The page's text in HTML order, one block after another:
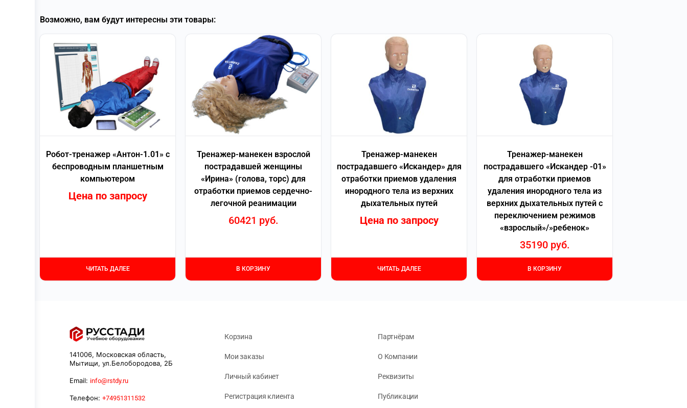
Возможно, вам будут интересны эти товары:
Робот-тренажер «Антон-1.01» с
беспроводным планшетным
компьютером
Цена по запросу
ЧИТАТЬ ДАЛЕЕ
Тренажер-манекен взрослой
пострадавшей женщины
«Ирина» (голова, торс) для
отработки приемов сердечно-
легочной реанимации
60421 руб.
В КОРЗИНУ
Тренажер-манекен
пострадавшего «Искандер» для
отработки приемов удаления
инородного тела из верхних
дыхательных путей
Цена по запросу
ЧИТАТЬ ДАЛЕЕ
Тренажер-манекен
пострадавшего «Искандер -01»
для отработки приемов
удаления инородного тела из
верхних дыхательных путей с
переключением режимов
«взрослый»/»ребенок»
35190 руб.
В КОРЗИНУ
141006, Московская область,
Мытищи, ул.Белобородова, 2Б
Email: info@rstdy.ru
Телефон: +74951311532
Корзина
Мои заказы
Личный кабинет
Регистрация клиента
Партнёрам
О Компании
Реквизиты
Публикации